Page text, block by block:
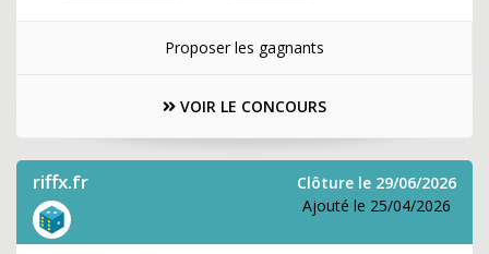
Proposer les gagnants
VOIR LE CONCOURS
riffx.fr
Clôture le 29/06/2026
Ajouté le 25/04/2026